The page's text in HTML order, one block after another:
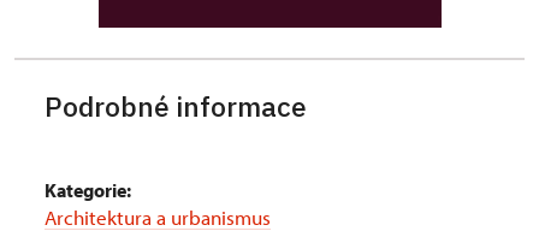
Podrobné informace
Kategorie:
Architektura a urbanismus